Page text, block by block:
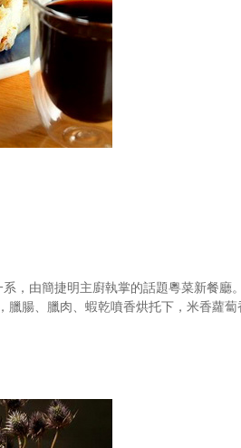
系，由簡捷明主廚執掌的話題粵菜新餐廳
臘腸、臘肉、蝦乾噴香烘托下，米香蘿蔔